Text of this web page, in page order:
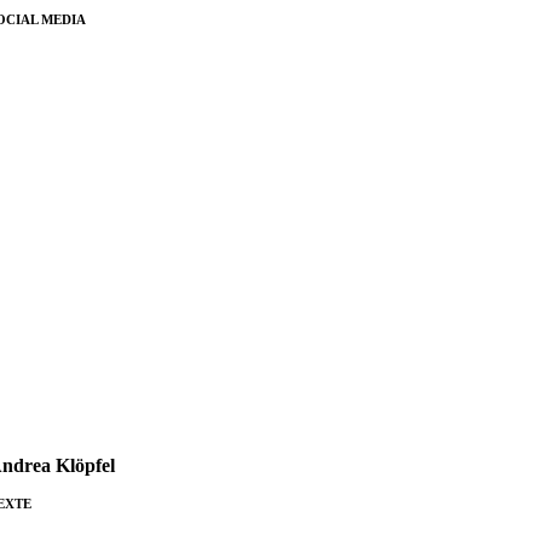
MEDIA
Klöpfel